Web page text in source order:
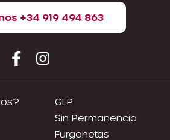
+34 919 494 863
GLP
Sin Permanencia
Furgonetas